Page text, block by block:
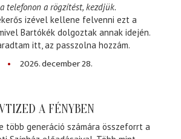
telefonon a rögzítést, kezdjük.
izével kellene felvenni ezt a
Bartókék dolgoztak annak idején.
itt, az passzolna hozzám.
2026. december 28.
A FÉNYBEN
több generáció számára összeforrt a